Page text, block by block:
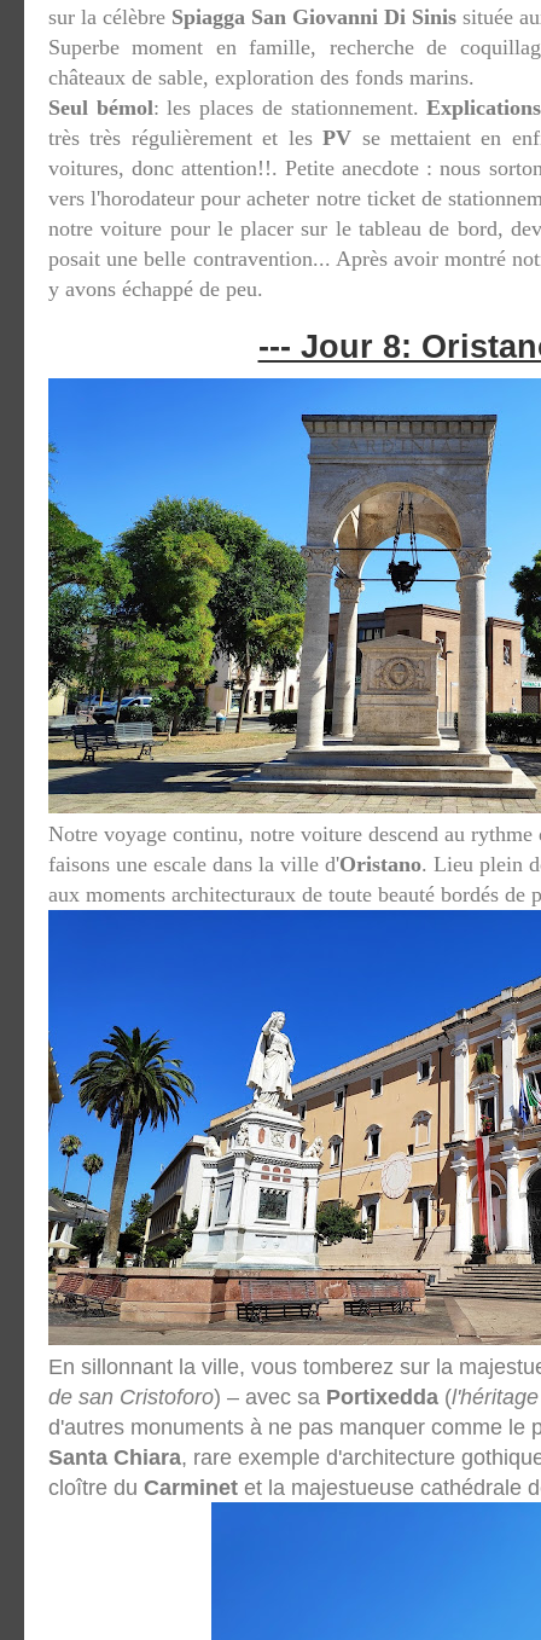
sur la célèbre Spiagga San Giovanni Di Sinis située
Superbe moment en famille, recherche de
châteaux de sable, exploration des fonds marins.
Seul bémol: les places de stationnement.Explications
très très régulièrement et lesPV se mettaient en
voitures, donc attention!!. Petite anecdote : nous
vers l'horodateur pour acheter notre ticket de
notre voiture pour le placer sur le tableau de bord,
posait une belle contravention... Après avoir montré
y avons échappé de peu.
--- Jour 8:
Notre voyage continu, notre voiture descend au
faisons une escale dans la ville d'Oristano. Lieu plein
aux moments architecturaux de toute beauté bordés de
En sillonnant la ville, vous tomberez sur la
de san Cristoforo) – avec sa Portixedda (
d'autres monuments à ne pas manquer comme le
Santa Chiara, rare exemple d'architecture
cloître du Carminet et la majestueuse cathédrale